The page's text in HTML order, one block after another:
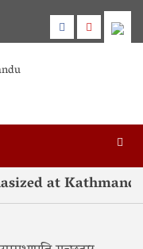
Facebook
Youtube
at Kathmandu